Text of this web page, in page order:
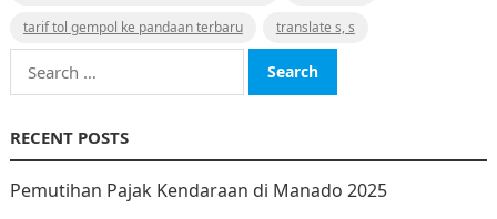
tarif tol gempol ke pandaan terbaru
translate s, s
Search
for:
RECENT POSTS
Pemutihan Pajak Kendaraan di Manado 2025